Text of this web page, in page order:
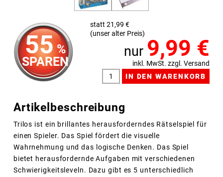
55 %
SPAREN
statt 21,99 €
(unser alter Preis)
nur 9,99 €
inkl. MwSt. zzgl. Versand
Artikelbeschreibung
Trilos ist ein brillantes herausforderndes Rätselspiel für
einen Spieler. Das Spiel fördert die visuelle
Wahrnehmung und das logische Denken. Das Spiel
bietet herausfordernde Aufgaben mit verschiedenen
Schwierigkeitsleveln. Dazu gibt es 5 unterschiedlich